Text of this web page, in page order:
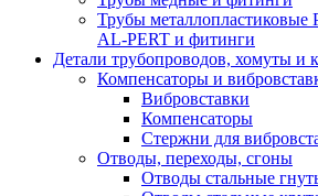
Трубы
AL-PERT и фитинги
Детали трубопроводов, хомуты и
Компенсаторы и
Вибровставки
Компенсаторы
Стержни для
Отводы, переходы, сгоны
Отводы стальные